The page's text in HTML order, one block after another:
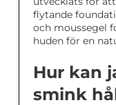
flytande
och moussegel
huden för en
Hur kan
smink